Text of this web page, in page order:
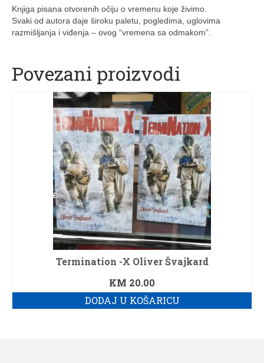
Web dizajn usluge
Knjiga pisana otvorenih očiju o vremenu koje živimo.
Svaki od autora daje široku paletu, pogledima, uglovima
razmišljanja i viđenja – ovog “vremena sa odmakom”.
Povezani proizvodi
Termination -X Oliver Švajkard
KM 20.00
DODAJ U KOŠARICU